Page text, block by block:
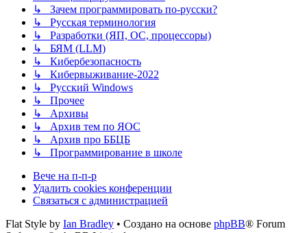
↳ Зачем программировать по-русски?
↳ Русская терминология
↳ Разработки (ЯП, ОС, процессоры)
↳ БЯМ (LLM)
↳ Кибербезопасность
↳ Кибервыживание-2022
↳ Русский Windows
↳ Прочее
↳ Архивы
↳ Архив тем по ЯОС
↳ Архив про ББЦБ
↳ Программирование в школе
Вече на п-п-р
Удалить cookies конференции
Связаться с администрацией
Flat Style by Ian Bradley • Создано на основе phpBB® Forum